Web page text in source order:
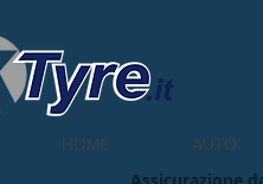
HOME AUTO